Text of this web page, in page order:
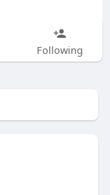
Following